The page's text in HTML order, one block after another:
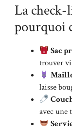
La
pourquoi
Sac
trouver
laisse
avec une